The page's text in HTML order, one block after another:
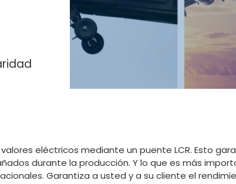
eléctricos mediante un puente LCR. Esto
durante la producción. Y lo que es más
Garantiza a usted y a su cliente el